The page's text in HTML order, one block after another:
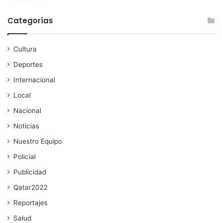
Categorías
Cultura
Deportes
Internacional
Local
Nacional
Noticias
Nuestro Equipo
Policial
Publicidad
Qatar2022
Reportajes
Salud